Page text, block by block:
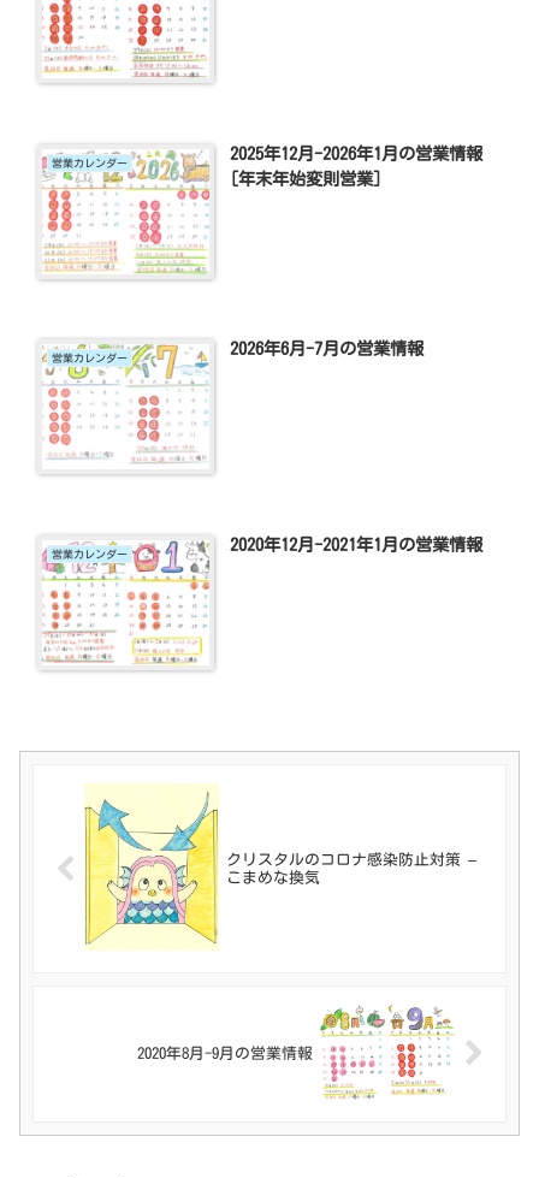
営業カレンダー
2025年12月-2026年1月の営業情報
[年末年始変則営業]
営業カレンダー
2026年6月-7月の営業情報
営業カレンダー
2020年12月-2021年1月の営業情報
クリスタルのコロナ感染防止対策 –
こまめな換気
2020年8月-9月の営業情報